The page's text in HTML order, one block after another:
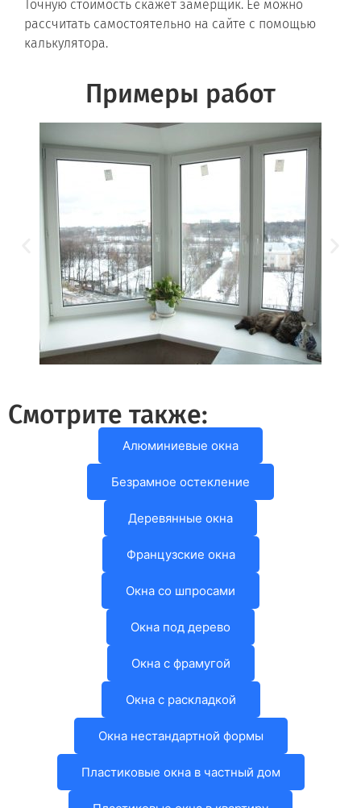
Точную стоимость скажет замерщик. Ее можно
рассчитать самостоятельно на сайте с помощью
калькулятора.
Примеры работ
Смотрите также:
Алюминиевые окна
Безрамное остекление
Деревянные окна
Французские окна
Окна со шпросами
Окна под дерево
Окна с фрамугой
Окна с раскладкой
Окна нестандартной формы
Пластиковые окна в частный дом